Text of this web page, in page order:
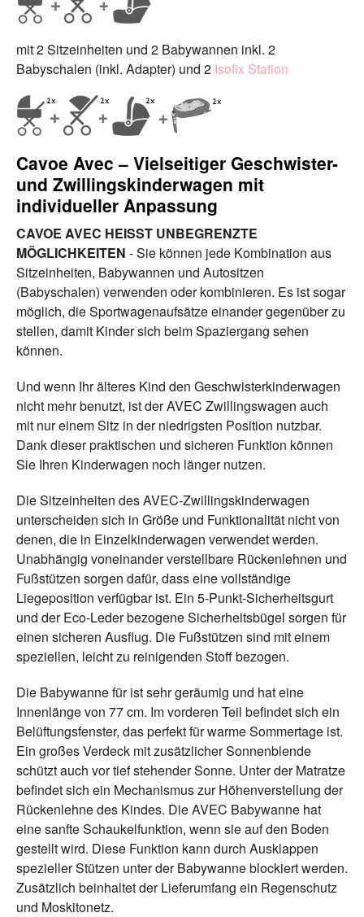
mit 2 Sitzeinheiten und 2 Babywannen inkl. 2
Babyschalen (inkl. Adapter) und 2 Isofix Station
Cavoe Avec – Vielseitiger Geschwister-
und Zwillingskinderwagen mit
individueller Anpassung
CAVOE AVEC HEISST UNBEGRENZTE
MÖGLICHKEITEN - Sie können jede Kombination aus
Sitzeinheiten, Babywannen und Autositzen
(Babyschalen) verwenden oder kombinieren. Es ist sogar
möglich, die Sportwagenaufsätze einander gegenüber zu
stellen, damit Kinder sich beim Spaziergang sehen
können.
Und wenn Ihr älteres Kind den Geschwisterkinderwagen
nicht mehr benutzt, ist der AVEC Zwillingswagen auch
mit nur einem Sitz in der niedrigsten Position nutzbar.
Dank dieser praktischen und sicheren Funktion können
Sie Ihren Kinderwagen noch länger nutzen.
Die Sitzeinheiten des AVEC-Zwillingskinderwagen
unterscheiden sich in Größe und Funktionalität nicht von
denen, die in Einzelkinderwagen verwendet werden.
Unabhängig voneinander verstellbare Rückenlehnen und
Fußstützen sorgen dafür, dass eine vollständige
Liegeposition verfügbar ist. Ein 5-Punkt-Sicherheitsgurt
und der Eco-Leder bezogene Sicherheitsbügel sorgen für
einen sicheren Ausflug. Die Fußstützen sind mit einem
speziellen, leicht zu reinigenden Stoff bezogen.
Die Babywanne für ist sehr geräumig und hat eine
Innenlänge von 77 cm. Im vorderen Teil befindet sich ein
Belüftungsfenster, das perfekt für warme Sommertage ist.
Ein großes Verdeck mit zusätzlicher Sonnenblende
schützt auch vor tief stehender Sonne. Unter der Matratze
befindet sich ein Mechanismus zur Höhenverstellung der
Rückenlehne des Kindes. Die AVEC Babywanne hat
eine sanfte Schaukelfunktion, wenn sie auf den Boden
gestellt wird. Diese Funktion kann durch Ausklappen
spezieller Stützen unter der Babywanne blockiert werden.
Zusätzlich beinhaltet der Lieferumfang ein Regenschutz
und Moskitonetz.